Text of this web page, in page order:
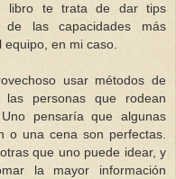
libro te trata de dar tips
las capacidades más
equipo, en mi caso.
usar métodos de
las personas que rodean
pensaría que algunas
o una cena son perfectas.
que uno puede idear, y
la mayor información